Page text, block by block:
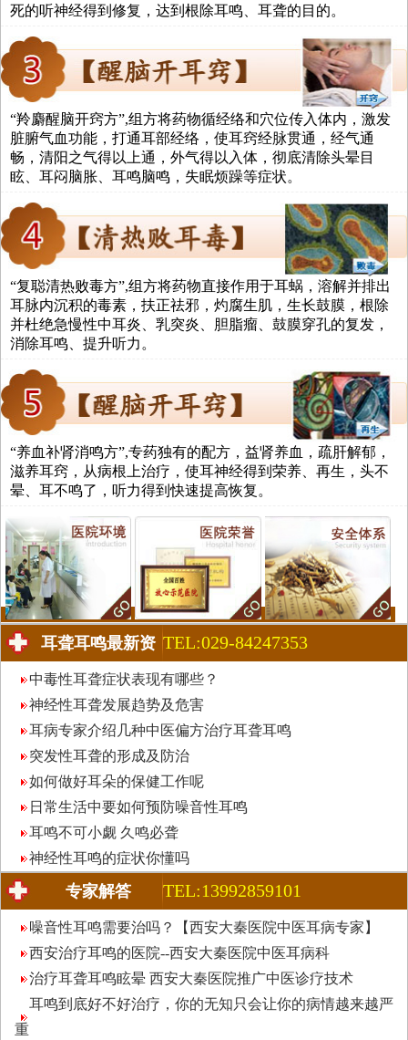
死的听神经得到修复，达到根除耳鸣、耳聋的目的。
“羚麝醒脑开窍方”,组方将药物循经络和穴位传入体内，激发
脏腑气血功能，打通耳部经络，使耳窍经脉贯通，经气通
畅，清阳之气得以上通，外气得以入体，彻底清除头晕目
眩、耳闷脑胀、耳鸣脑鸣，失眠烦躁等症状。
“复聪清热败毒方”,组方将药物直接作用于耳蜗，溶解并排出
耳脉内沉积的毒素，扶正祛邪，灼腐生肌，生长鼓膜，根除
并杜绝急慢性中耳炎、乳突炎、胆脂瘤、鼓膜穿孔的复发，
消除耳鸣、提升听力。
“养血补肾消鸣方”,专药独有的配方，益肾养血，疏肝解郁，
滋养耳窍，从病根上治疗，使耳神经得到荣养、再生，头不
晕、耳不鸣了，听力得到快速提高恢复。
耳聋耳鸣最新资
讯
TEL:029-84247353
中毒性耳聋症状表现有哪些？
神经性耳聋发展趋势及危害
耳病专家介绍几种中医偏方治疗耳聋耳鸣
突发性耳聋的形成及防治
如何做好耳朵的保健工作呢
日常生活中要如何预防噪音性耳鸣
耳鸣不可小觑 久鸣必聋
神经性耳鸣的症状你懂吗
专家解答 TEL:13992859101
噪音性耳鸣需要治吗？【西安大秦医院中医耳病专家】
西安治疗耳鸣的医院--西安大秦医院中医耳病科
治疗耳聋耳鸣眩晕 西安大秦医院推广中医诊疗技术
耳鸣到底好不好治疗，你的无知只会让你的病情越来越严
重